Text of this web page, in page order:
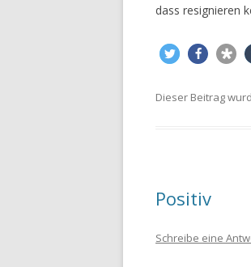
dass resignieren
Dieser Beitrag
Positiv
Schreibe eine